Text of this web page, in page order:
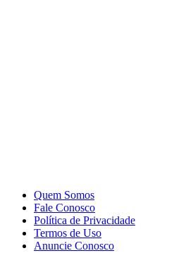
Quem Somos
Fale Conosco
Política de Privacidade
Termos de Uso
Anuncie Conosco